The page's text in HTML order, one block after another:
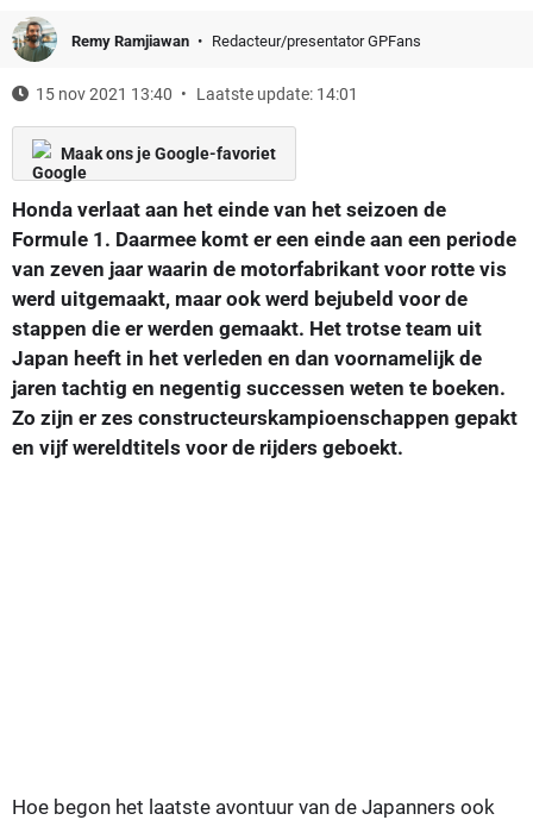
Remy Ramjiawan Redacteur/presentator GPFans
15 nov 2021 13:40 Laatste update: 14:01
Maak ons je Google-favoriet
Honda verlaat aan het einde van het seizoen de
Formule 1. Daarmee komt er een einde aan een periode
van zeven jaar waarin de motorfabrikant voor rotte vis
werd uitgemaakt, maar ook werd bejubeld voor de
stappen die er werden gemaakt. Het trotse team uit
Japan heeft in het verleden en dan voornamelijk de
jaren tachtig en negentig successen weten te boeken.
Zo zijn er zes constructeurskampioenschappen gepakt
en vijf wereldtitels voor de rijders geboekt.
Hoe begon het laatste avontuur van de Japanners ook